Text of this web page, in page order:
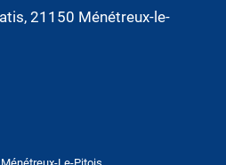
21150 Ménétreux-le-